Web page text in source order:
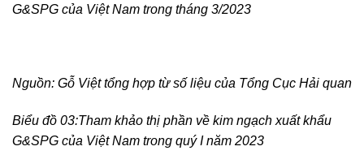
G&SPG của Việt Nam trong tháng 3/2023
Nguồn: Gỗ Việt tổng hợp từ số liệu của Tổng Cục Hải quan
Biểu đồ 03:Tham khảo thị phần về kim ngạch xuất khẩu
G&SPG của Việt Nam trong quý I năm 2023